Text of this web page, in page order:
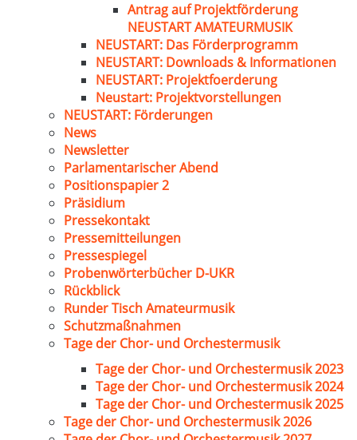
Antrag auf Projektförderung
NEUSTART AMATEURMUSIK
NEUSTART: Das Förderprogramm
NEUSTART: Downloads & Informationen
NEUSTART: Projektfoerderung
Neustart: Projektvorstellungen
NEUSTART: Förderungen
News
Newsletter
Parlamentarischer Abend
Positionspapier 2
Präsidium
Pressekontakt
Pressemitteilungen
Pressespiegel
Probenwörterbücher D-UKR
Rückblick
Runder Tisch Amateurmusik
Schutzmaßnahmen
Tage der Chor- und Orchestermusik
Tage der Chor- und Orchestermusik 2023
Tage der Chor- und Orchestermusik 2024
Tage der Chor- und Orchestermusik 2025
Tage der Chor- und Orchestermusik 2026